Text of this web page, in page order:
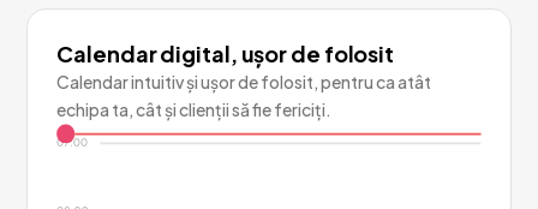
Calendar digital, ușor de folosit
Calendar intuitiv și ușor de folosit, pentru ca atât
echipa ta, cât și clienții să fie fericiți.